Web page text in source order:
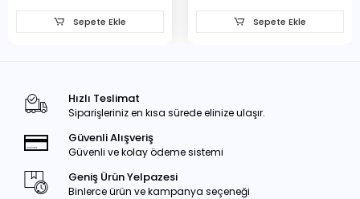
Sepete Ekle Sepete Ekle
Hızlı Teslimat
Siparişleriniz en kısa sürede elinize ulaşır.
Güvenli Alışveriş
Güvenli ve kolay ödeme sistemi
Geniş Ürün Yelpazesi
Binlerce ürün ve kampanya seçeneği